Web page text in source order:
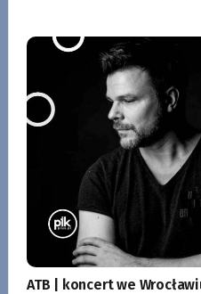
ATB | koncert we